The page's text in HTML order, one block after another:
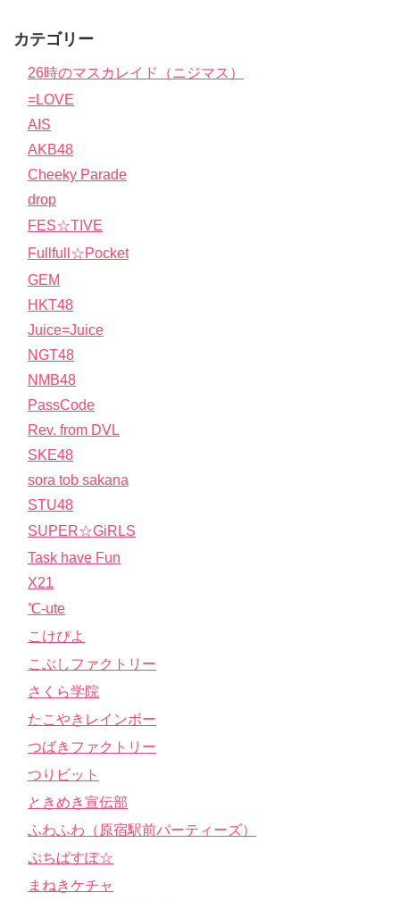
カテゴリー
26時のマスカレイド（ニジマス）
=LOVE
AIS
AKB48
Cheeky Parade
drop
FES☆TIVE
Fullfull☆Pocket
GEM
HKT48
Juice=Juice
NGT48
NMB48
PassCode
Rev. from DVL
SKE48
sora tob sakana
STU48
SUPER☆GiRLS
Task have Fun
X21
℃-ute
こけぴよ
こぶしファクトリー
さくら学院
たこやきレインボー
つばきファクトリー
つりビット
ときめき宣伝部
ふわふわ（原宿駅前パーティーズ）
ぷちぱすぽ☆
まねきケチャ